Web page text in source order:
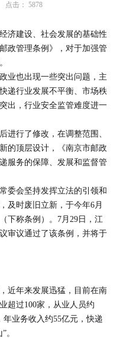
点击： 5878
济建设、社会发展的基础性
政管理条例》，对于加强管
业也出现一些突出问题，主
递行业发展不平衡、市场秩
出，行业安全监管难度进一
进行了修改，在调整范围、
的顶层设计，《南京市邮政
服务的保障、发展和监督管
委会坚持发挥立法的引领和
及时废旧立新，于今年6月
下称条例）。7月29日，江
审议通过了该条例，并将于
近年来发展迅猛，目前在南
超过100家，从业人员约
年业务收入约55亿元，快递
。